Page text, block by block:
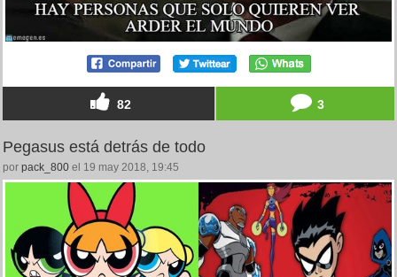
82 3
Pegasus está detrás de todo
por pack_800 el 19 may 2018, 19:45